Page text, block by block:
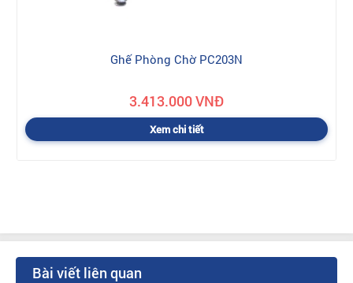
Ghế Phòng Chờ PC203N
3.413.000 VNĐ
Xem chi tiết
Bài viết liên quan